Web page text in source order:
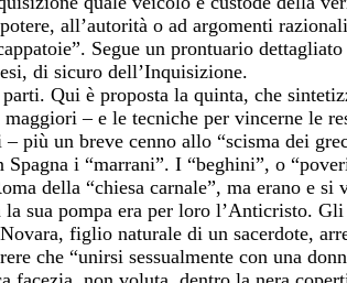
all’autorità o ad argomenti
Segue un prontuario
di sicuro dell’Inquisizione.
Qui è proposta la quinta, che
– e le tecniche per vincerne le
più un breve cenno allo “scisma dei
i “marrani”. I “beghini”, o
della “chiesa carnale”, ma erano e
sua pompa era per loro l’Anticristo.
figlio naturale di un sacerdote,
che “unirsi sessualmente con una